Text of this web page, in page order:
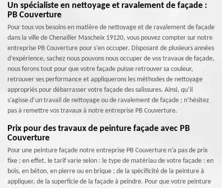
Un spécialiste en nettoyage et ravalement de façade :
PB Couverture
Pour tous vos besoins en matière de nettoyage et de ravalement de façade
dans la ville de Chenailler Mascheix 19120, vous pouvez compter sur notre
entreprise PB Couverture pour s’en occuper. Disposant de plusieurs années
d’expérience, sachez nous pouvons nous occuper de vos travaux de façade,
nous ferons tout pour que votre façade puisse retrouver sa couleur,
retrouver ses performance et appliquerons les méthodes de nettoyage
appropriés pour débarrasser votre façade des salissures. Ainsi, qu’il
s’agisse d’un travail de nettoyage ou de ravalement de façade ; n’hésitez
pas à remettre vos travaux à notre entreprise PB Couverture.
Prix pour des travaux de peinture façade avec PB
Couverture
Pour une peinture façade notre entreprise PB Couverture n’a pas de prix
fixe ; en effet, le tarif varie selon : le type de matériau de votre façade : en
bois, en béton, en pierre ou en brique ; de la spécificité de la peinture à
appliquer, de la superficie de la façade à peindre. Pour que votre peinture